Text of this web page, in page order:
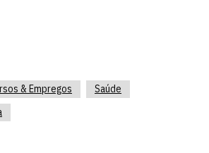
& Empregos
Saúde